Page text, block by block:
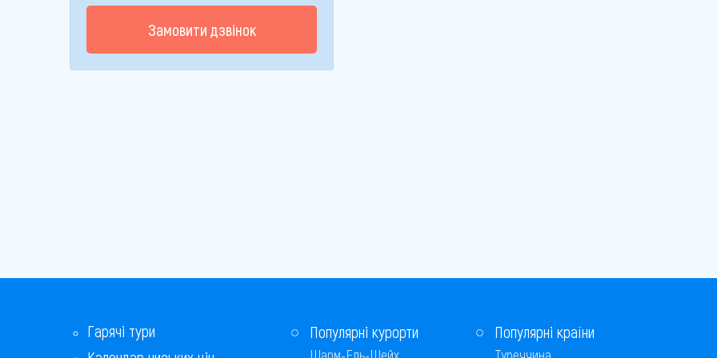
Замовити дзвінок
Гарячі тури
Популярні курорти Популярні країни